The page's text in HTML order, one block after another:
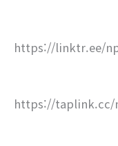
https://linktr.ee/
https://taplink.cc/